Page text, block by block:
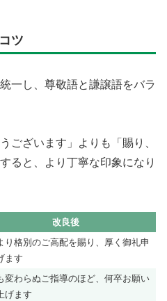
ツ
一し、尊敬語と謙譲語をバラ
ございます」よりも「賜り、
ると、より丁寧な印象になり
改良後
り格別のご高配を賜り、厚く御礼申
ます
変わらぬご指導のほど、何卒お願い
げます